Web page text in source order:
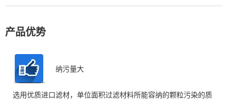
产品优势
纳污量大
选用优质进口滤材，单位面积过滤材料所能容纳的颗粒污染的质